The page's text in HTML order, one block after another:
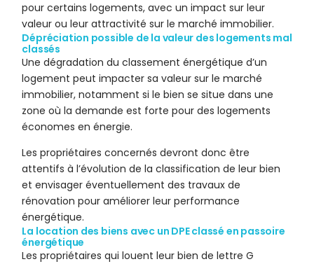
pour certains logements, avec un impact sur leur
valeur ou leur attractivité sur le marché immobilier.
Dépréciation possible de la valeur des logements mal
classés
Une dégradation du classement énergétique d’un
logement peut impacter sa valeur sur le marché
immobilier, notamment si le bien se situe dans une
zone où la demande est forte pour des logements
économes en énergie.
Les propriétaires concernés devront donc être
attentifs à l’évolution de la classification de leur bien
et envisager éventuellement des travaux de
rénovation pour améliorer leur performance
énergétique.
La location des biens avec un DPE classé en passoire
énergétique
Les propriétaires qui louent leur bien de lettre G